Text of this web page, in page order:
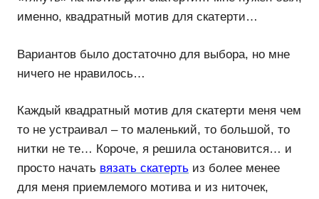
именно, квадратный мотив для скатерти…
Вариантов было достаточно для выбора, но мне
ничего не нравилось…
Каждый квадратный мотив для скатерти меня чем
то не устраивал – то маленький, то большой, то
нитки не те… Короче, я решила остановится… и
просто начать вязать скатерть из более менее
для меня приемлемого мотива и из ниточек,